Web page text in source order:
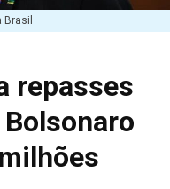
Brasil
repasses